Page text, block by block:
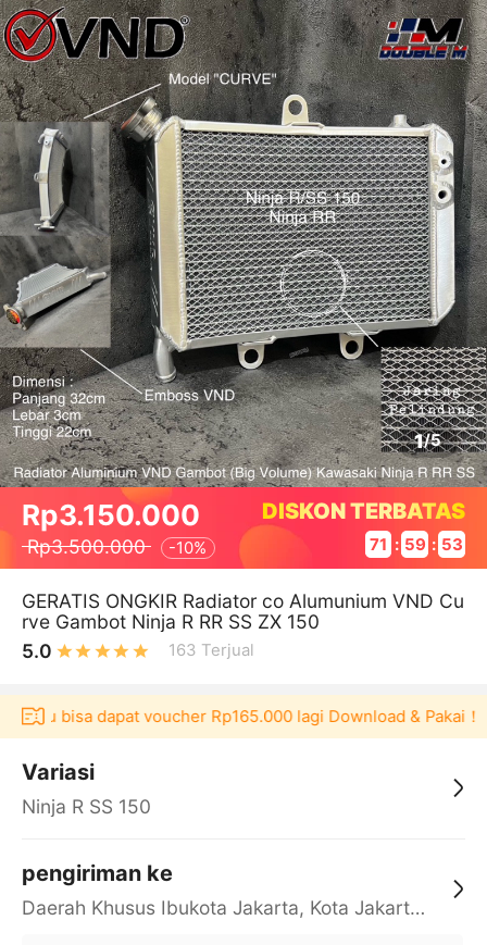
1/5
Rp3.150.000
Rp3.500.000 -10%
DISKON TERBATAS
71 : 59 : 52
GERATIS ONGKIR Radiator co Alumunium VND Cu
rve Gambot Ninja R RR SS ZX 150
5.0
163 Terjual
bisa dapat voucher Rp165.000 lagi Download & Pakai！
Variasi
Ninja R SS 150
pengiriman ke
Daerah Khusus Ibukota Jakarta, Kota Jakarta Barat, Cengkareng, yy